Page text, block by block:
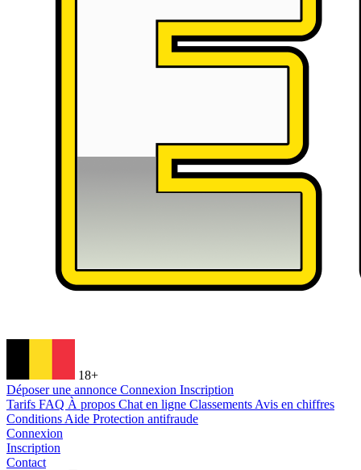
18+
Déposer une annonce Connexion Inscription
Tarifs FAQ À propos Chat en ligne Classements Avis en chiffres
Conditions Aide Protection antifraude
Connexion
Inscription
Contact